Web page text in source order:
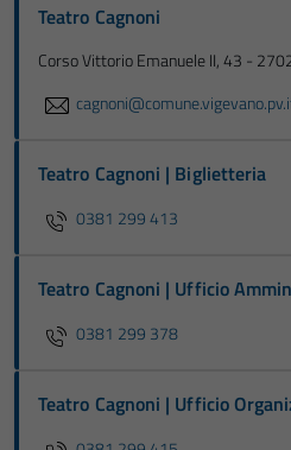
Teatro Cagnoni
Corso Vittorio Emanuele II, 43 -
Teatro Cagnoni | Biglietteria
0381 299 413
Teatro Cagnoni | Ufficio
0381 299 378
Teatro Cagnoni | Ufficio